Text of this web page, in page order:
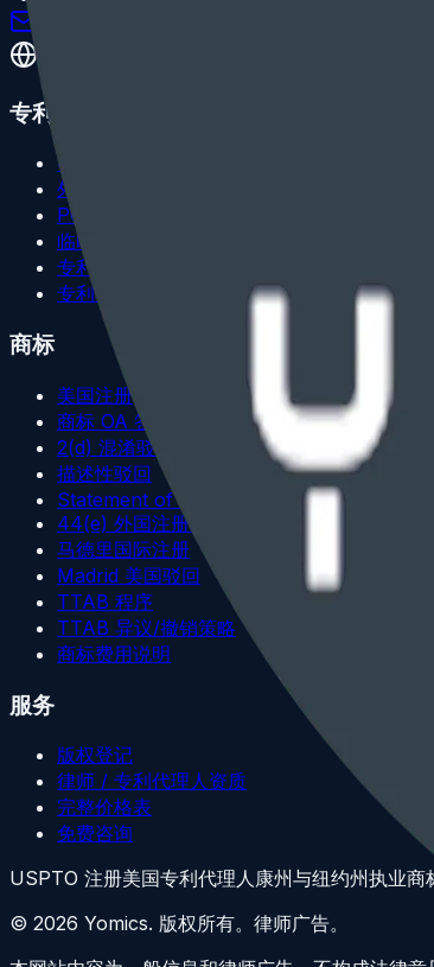
专利
实用专利
外观设计专利
PCT 美国国家阶段
临时专利申请
专利 OA 答复
专利费用说明
商标
美国注册
商标 OA 答复
2(d) 混淆驳回
描述性驳回
Statement of Use
44(e) 外国注册基础
马德里国际注册
Madrid 美国驳回
TTAB 程序
TTAB 异议/撤销策略
商标费用说明
服务
版权登记
律师 / 专利代理人资质
完整价格表
免费咨询
USPTO 注册美国专利代理人康州与纽约州执业商
© 2026 Yomics. 版权所有。律师广告。